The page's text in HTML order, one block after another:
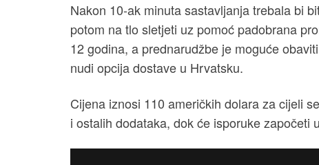
Nakon 10-ak minuta sastavljanja trebala bi
potom na tlo sletjeti uz pomoć padobrana
12 godina, a prednarudžbe je moguće obaviti
nudi opcija dostave u Hrvatsku.
Cijena iznosi 110 američkih dolara za cijeli
i ostalih dodataka, dok će isporuke započeti